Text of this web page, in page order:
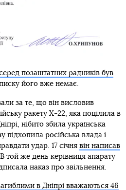
позаштатних радників був
його вже немає.
за те, що він висловив
ракету Х-22, яка поцілила в
нібито збила українська
російська влада і
удар. 17 січня він написав
той же день керівниця апарату
наказ про звільнення.
в Дніпрі вважаються 46